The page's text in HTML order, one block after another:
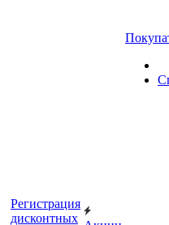
Регистрация
дисконтных